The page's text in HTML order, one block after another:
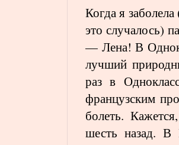
Когда я
это случалось)
— Лена! В
лучший
раз в
французским
болеть.
шесть назад. В